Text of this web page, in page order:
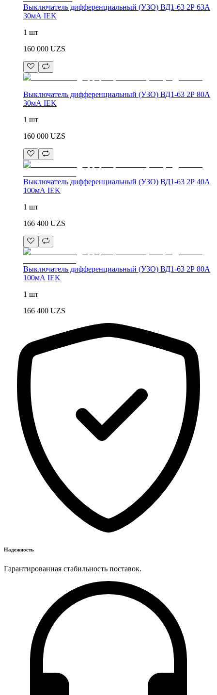
Выключатель дифференциальный (УЗО) ВД1-63 2Р 63А
30мА IEK
1 шт
160 000 UZS
Выключатель дифференциальный (УЗО) ВД1-63 2Р 80А
30мА IEK
1 шт
160 000 UZS
Выключатель дифференциальный (УЗО) ВД1-63 2Р 40А
100мА IEK
1 шт
166 400 UZS
Выключатель дифференциальный (УЗО) ВД1-63 2Р 80А
100мА IEK
1 шт
166 400 UZS
Надежность
Гарантированная стабильность поставок.